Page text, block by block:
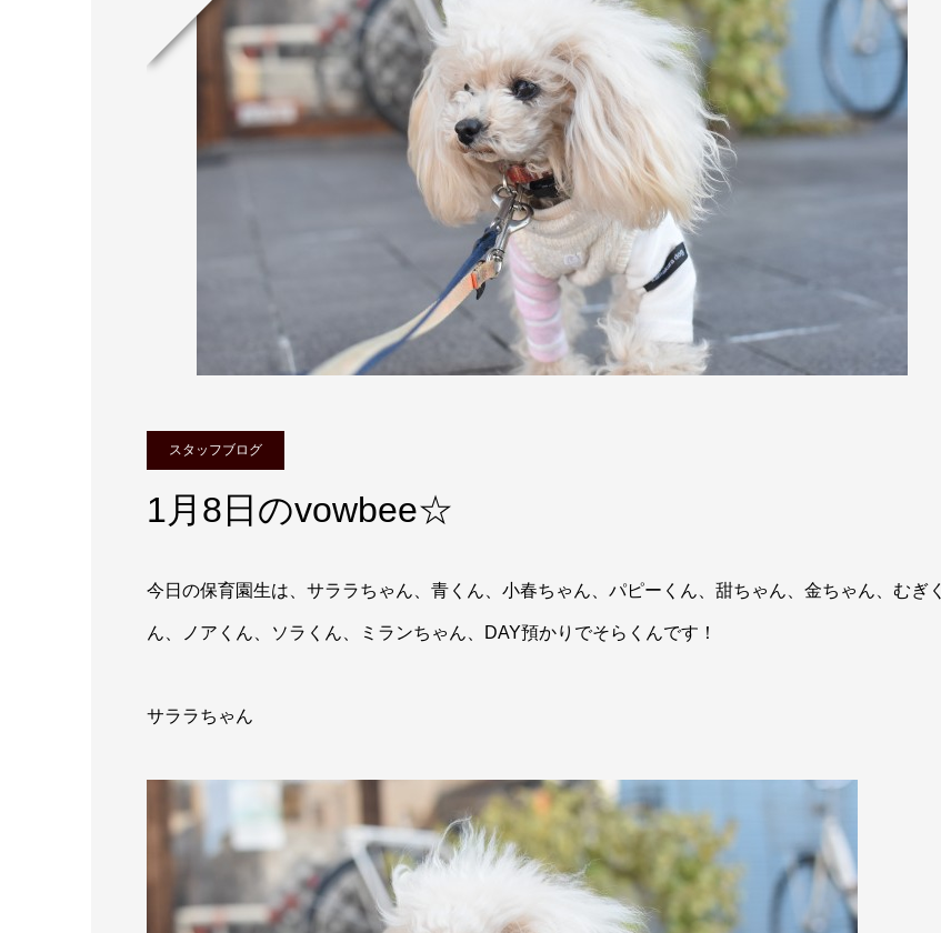
スタッフブログ
1月8日のvowbee☆
今日の保育園生は、サララちゃん、青くん、小春ちゃん、パピーくん、甜ちゃん、金ちゃん、むぎく
ん、ノアくん、ソラくん、ミランちゃん、DAY預かりでそらくんです！
サララちゃん